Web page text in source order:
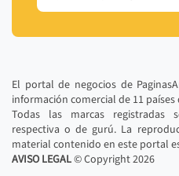
El portal de negocios de
información comercial de 11
Todas las marcas registradas
respectiva o de gurú. La
material contenido en este portal
AVISO LEGAL© Copyright2026